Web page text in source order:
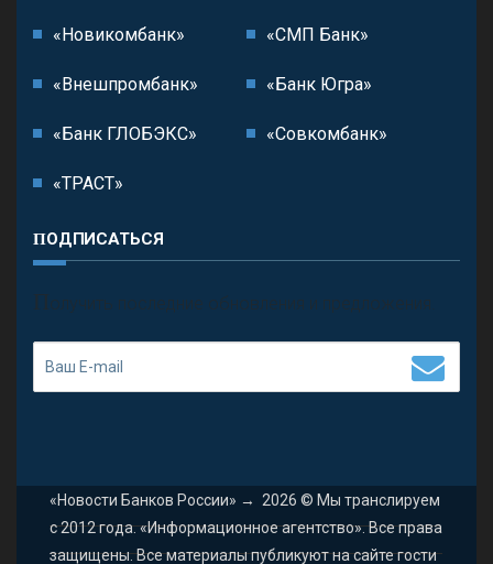
«Новикомбанк» «СМП Банк»
«Внешпромбанк» «Банк Югра»
«Банк ГЛОБЭКС» «Совкомбанк»
«ТРАСТ»
ПОДПИСАТЬСЯ
П олучить последние обновления и предложения.
«Новости Банков России» → 2026 © Мы транслируем
с 2012 года. «Информационное агентство». Все права
защищены. Все материалы публикуют на сайте гости